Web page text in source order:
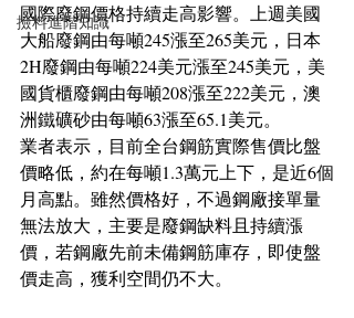
撿料進階知識
國際廢鋼價格持續走高影響。上週美國
大船廢鋼由每噸245漲至265美元，日本
2H廢鋼由每噸224美元漲至245美元，美
國貨櫃廢鋼由每噸208漲至222美元，澳
洲鐵礦砂由每噸63漲至65.1美元。
業者表示，目前全台鋼筋實際售價比盤
價略低，約在每噸1.3萬元上下，是近6個
月高點。雖然價格好，不過鋼廠接單量
無法放大，主要是廢鋼缺料且持續漲
價，若鋼廠先前未備鋼筋庫存，即使盤
價走高，獲利空間仍不大。